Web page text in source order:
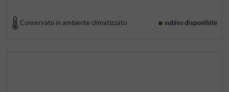
Conservato in ambiente climatizzato subito disponibile